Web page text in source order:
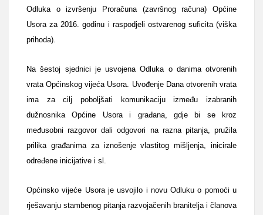
Odluka o izvršenju Proračuna (završnog računa) Općine
Usora za 2016. godinu i raspodjeli ostvarenog suficita (viška
prihoda).
Na šestoj sjednici je usvojena Odluka o danima otvorenih
vrata Općinskog vijeća Usora. Uvođenje Dana otvorenih vrata
ima za cilj poboljšati komunikaciju između izabranih
dužnosnika Općine Usora i građana, gdje bi se kroz
međusobni razgovor dali odgovori na razna pitanja, pružila
prilika građanima za iznošenje vlastitog mišljenja, inicirale
određene inicijative i sl.
Općinsko vijeće Usora je usvojilo i novu Odluku o pomoći u
rješavanju stambenog pitanja razvojačenih branitelja i članova